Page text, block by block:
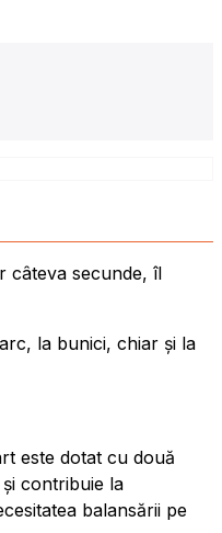
câteva secunde, îl
la bunici, chiar și la
este dotat cu două
contribuie la
balansării pe